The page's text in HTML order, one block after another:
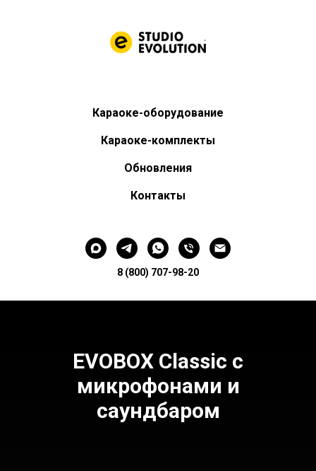
Караоке-оборудование
Караоке-комплекты
Обновления
Контакты
8 (800) 707-98-20
EVOBOX Classic с
микрофонами и
саундбаром